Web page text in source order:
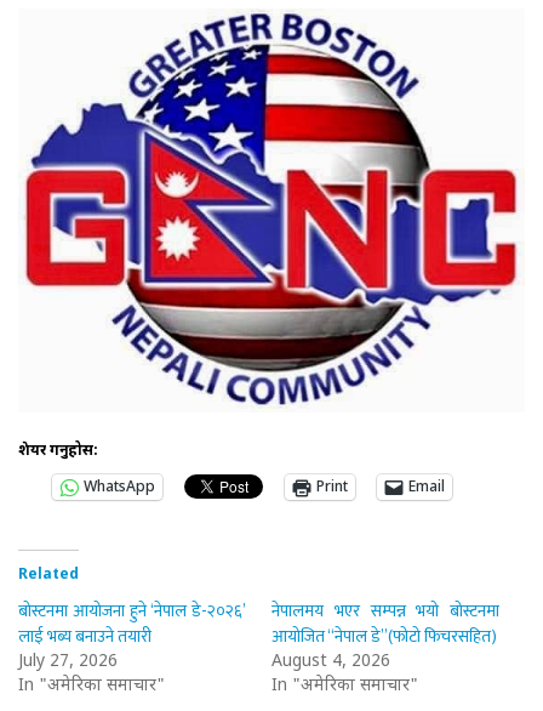
शेयर गर्नुहोस:
WhatsApp
Print Email
Related
बोस्टनमा आयोजना हुने ‘नेपाल डे-२०२६’
लाई भब्य बनाउने तयारी
July 27, 2026
In "अमेरिका समाचार"
नेपालमय भएर सम्पन्न भयो बोस्टनमा
आयोजित “नेपाल डे”(फोटो फिचरसहित)
August 4, 2026
In "अमेरिका समाचार"